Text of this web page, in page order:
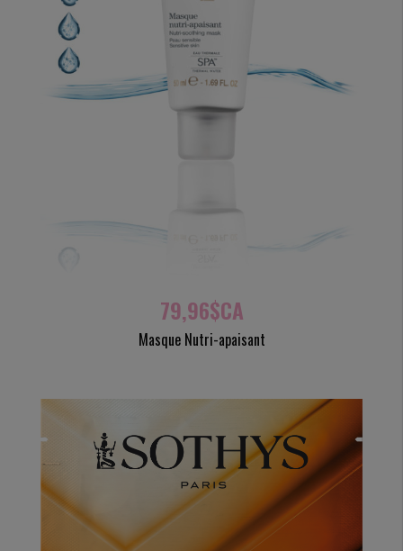
79,96$CA
Masque Nutri-apaisant